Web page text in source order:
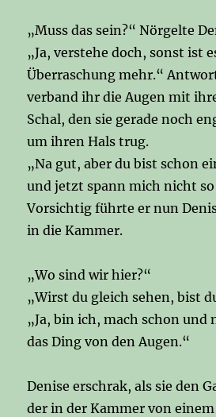
„Muss das sein?“ Nörgelte
„Ja, verstehe doch, sonst ist
Überraschung mehr.“
verband ihr die Augen mit
Schal, den sie gerade noch
um ihren Hals trug.
„Na gut, aber du bist schon
und jetzt spann mich nicht
Vorsichtig führte er nun
in die Kammer.
„Wo sind wir hier?“
„Wirst du gleich sehen, bist
„Ja, bin ich, mach schon
das Ding von den Augen.“
Denise erschrak, als sie den
der in der Kammer von